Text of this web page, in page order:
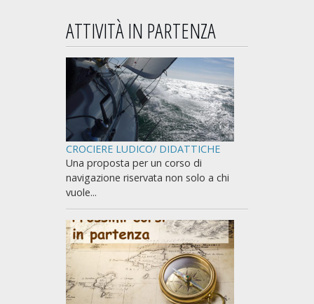
ATTIVITÀ IN PARTENZA
CROCIERE LUDICO/ DIDATTICHE
Una proposta per un corso di
navigazione riservata non solo a chi
vuole...